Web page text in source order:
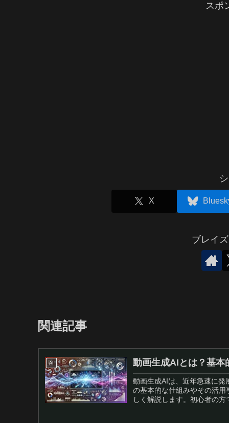
スポ
X
ブレイ
関連記事
AI 動画生成AIとは？基本
動画生成AIは、近年急速に発
の基本的な仕組みやその活
しく解説します。初心者の